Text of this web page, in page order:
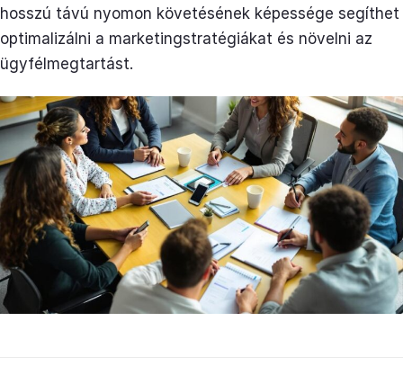
hosszú távú nyomon követésének képessége segíthet
optimalizálni a marketingstratégiákat és növelni az
ügyfélmegtartást.